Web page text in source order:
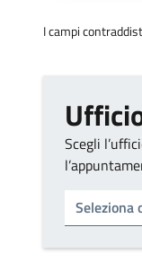
I campi
Scegli
Tipo di ufficio